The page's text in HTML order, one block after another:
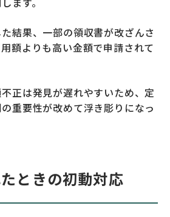
結果、一部の領収書が改ざんさ
額よりも高い金額で申請されて
正は発見が遅れやすいため、定
重要性が改めて浮き彫りになっ
ときの初動対応